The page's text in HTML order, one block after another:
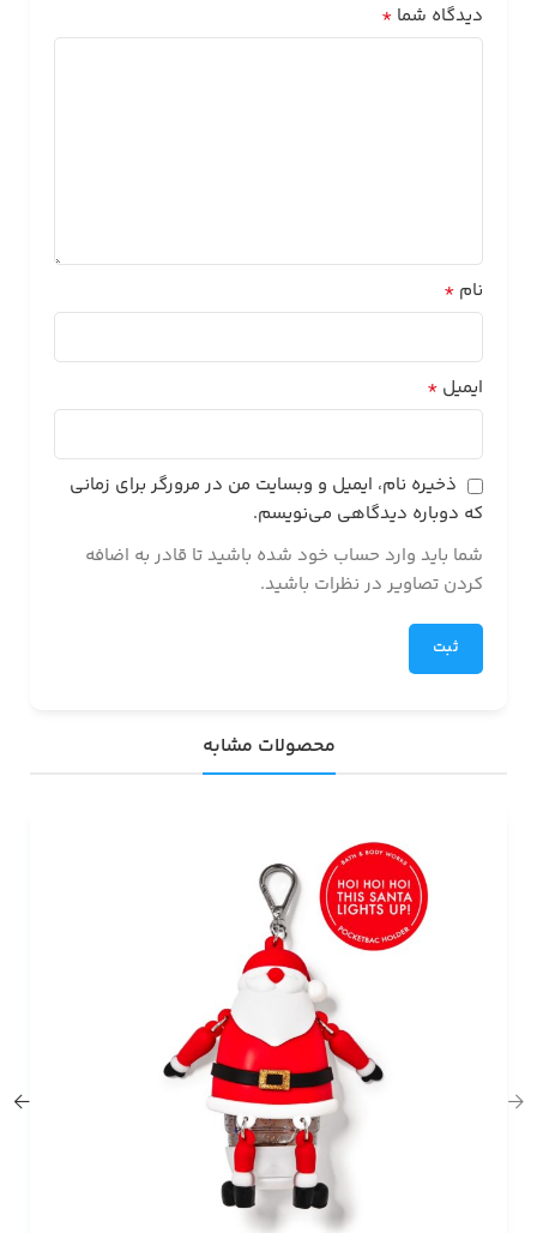
دیدگاه شما *
نام *
ایمیل *
ذخیره نام، ایمیل و وبسایت من در مرورگر برای زمانی
که دوباره دیدگاهی می‌نویسم.
شما باید وارد حساب خود شده باشید تا قادر به اضافه
کردن تصاویر در نظرات باشید.
محصولات مشابه